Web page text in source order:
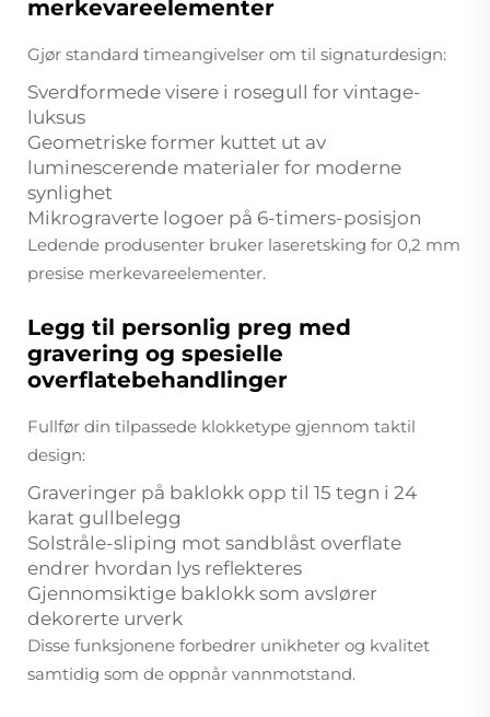
merkevareelementer
Gjør standard timeangivelser om til signaturdesign:
Sverdformede visere i rosegull for vintage-
luksus
Geometriske former kuttet ut av
luminescerende materialer for moderne
synlighet
Mikrograverte logoer på 6-timers-posisjon
Ledende produsenter bruker laseretsking for 0,2 mm
presise merkevareelementer.
Legg til personlig preg med
gravering og spesielle
overflatebehandlinger
Fullfør din tilpassede klokketype gjennom taktil
design:
Graveringer på baklokk opp til 15 tegn i 24
karat gullbelegg
Solstråle-sliping mot sandblåst overflate
endrer hvordan lys reflekteres
Gjennomsiktige baklokk som avslører
dekorerte urverk
Disse funksjonene forbedrer unikheter og kvalitet
samtidig som de oppnår vannmotstand.